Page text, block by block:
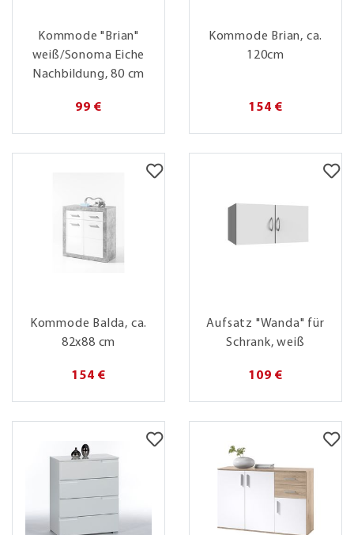
Kommode "Brian"
weiß/Sonoma Eiche
Nachbildung, 80 cm
99 €
Kommode Brian, ca.
120cm
154 €
Kommode Balda, ca.
82x88 cm
154 €
Aufsatz "Wanda" für
Schrank, weiß
109 €